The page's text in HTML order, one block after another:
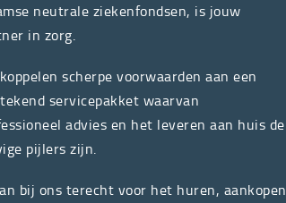
neutrale ziekenfondsen, is jouw
in zorg.
scherpe voorwaarden aan een
servicepakket waarvan
advies en het leveren aan huis de
pijlers zijn.
bij ons terecht voor het huren, aankopen